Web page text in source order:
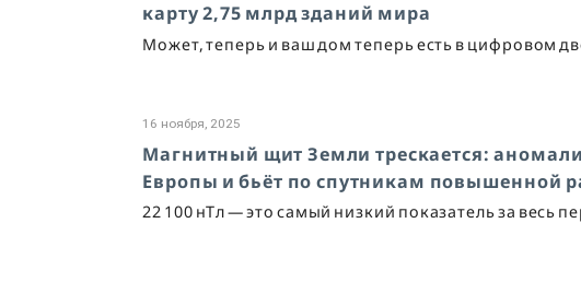
карту 2,75 млрд зданий мира
Может, теперь и ваш дом теперь есть в цифровом
16 ноября, 2025
Магнитный щит Земли трескается:
Европы и бьёт по спутникам повышенной
22 100 нТл — это самый низкий показатель за весь